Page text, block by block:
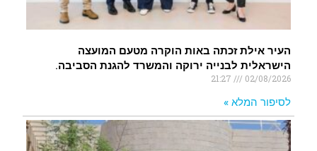
העיר אילת זכתה באות הוקרה מטעם המועצה
הישראלית לבנייה ירוקה והמשרד להגנת הסביבה.
02/08/2026
לסיפור המלא »